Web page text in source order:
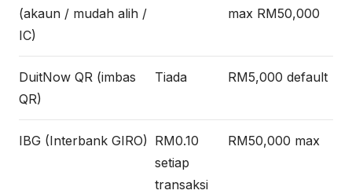
(akaun / mudah alih /
IC)
max RM50,000
DuitNow QR (imbas
QR)
Tiada RM5,000 default
IBG (Interbank GIRO) RM0.10
setiap
transaksi
RM50,000 max